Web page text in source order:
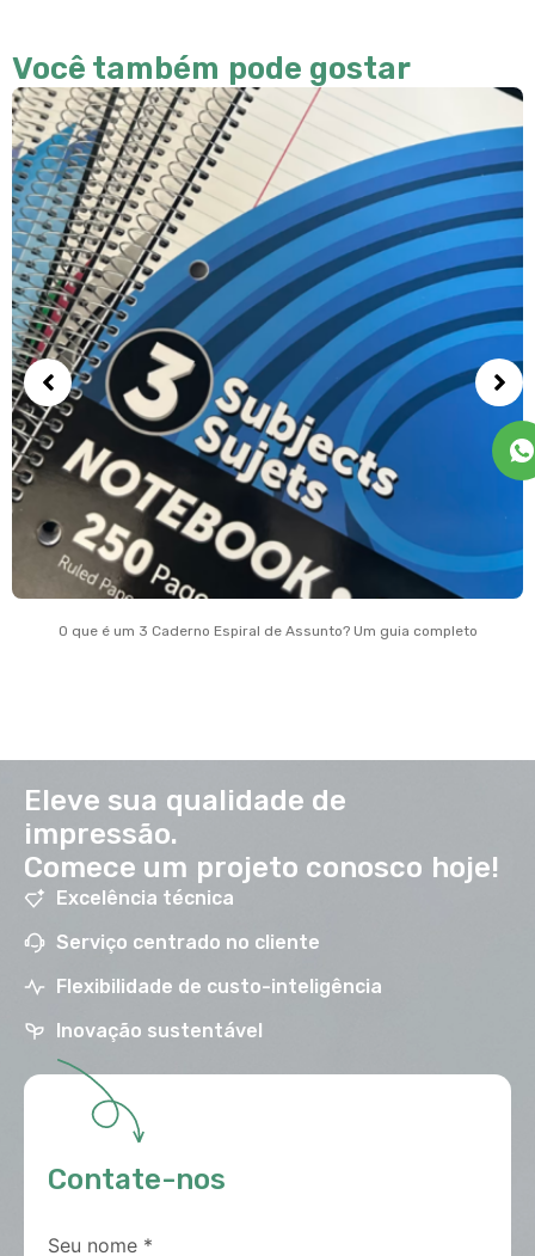
Você também pode gostar
O que é um 3 Caderno Espiral de Assunto? Um guia completo
Eleve sua qualidade de
impressão.
Comece um projeto conosco hoje!
Excelência técnica
Serviço centrado no cliente
Flexibilidade de custo-inteligência
Inovação sustentável
Contate-nos
Seu nome *